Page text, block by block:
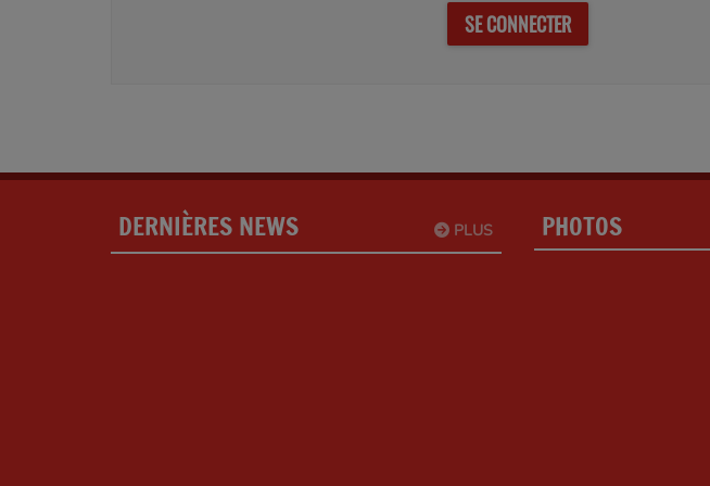
SE CONNECTER
PLUS
DERNIÈRES NEWS PHOTOS